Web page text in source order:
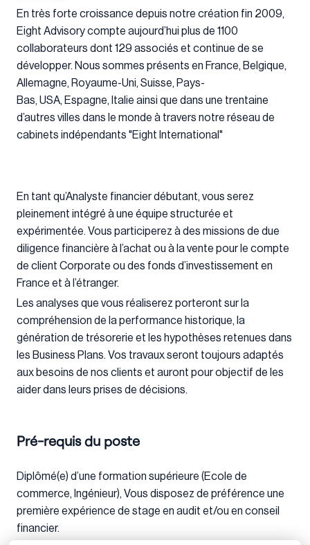
En très forte croissance depuis notre création fin 2009,
Eight Advisory compte aujourd’hui plus de 1100
collaborateurs dont 129 associés et continue de se
développer. Nous sommes présents en France, Belgique,
Allemagne, Royaume-Uni, Suisse, Pays-
Bas, USA, Espagne, Italie ainsi que dans une trentaine
d’autres villes dans le monde à travers notre réseau de
cabinets indépendants "Eight International"
En tant qu’Analyste financier débutant, vous serez
pleinement intégré à une équipe structurée et
expérimentée. Vous participerez à des missions de due
diligence financière à l’achat ou à la vente pour le compte
de client Corporate ou des fonds d’investissement en
France et à l’étranger.
Les analyses que vous réaliserez porteront sur la
compréhension de la performance historique, la
génération de trésorerie et les hypothèses retenues dans
les Business Plans. Vos travaux seront toujours adaptés
aux besoins de nos clients et auront pour objectif de les
aider dans leurs prises de décisions.
Pré-requis du poste
Diplômé(e) d’une formation supérieure (Ecole de
commerce, Ingénieur), Vous disposez de préférence une
première expérience de stage en audit et/ou en conseil
financier.